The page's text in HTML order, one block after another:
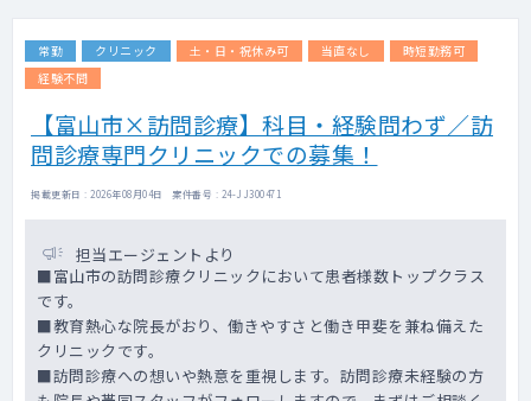
常勤 クリニック 土・日・祝休み可 当直なし
時短勤務可
経験不問
【富山市×訪問診療】科目・経験問わず／訪
問診療専門クリニックでの募集！
掲載更新日 : 2026年08月04日 案件番号 : 24-JJ300471
担当エージェントより
■富山市の訪問診療クリニックにおいて患者様数トップクラス
です。
■教育熱心な院長がおり、働きやすさと働き甲斐を兼ね備えた
クリニックです。
■訪問診療への想いや熱意を重視します。訪問診療未経験の方